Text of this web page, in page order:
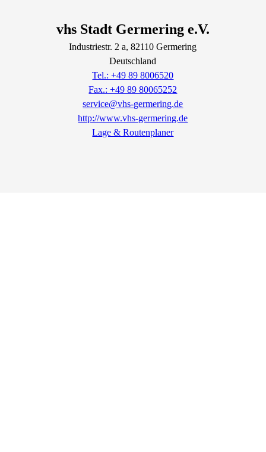
vhs Stadt Germering e.V.
Industriestr. 2 a, 82110Germering
Deutschland
Tel.: +49 89 8006520
Fax.: +49 89 80065252
service@vhs-germering.de
http://www.vhs-germering.de
Lage & Routenplaner